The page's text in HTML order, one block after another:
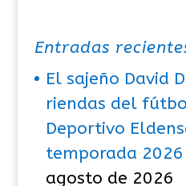
Entradas
El sajeño David
riendas del
Deportivo
temporada
agosto de 2026